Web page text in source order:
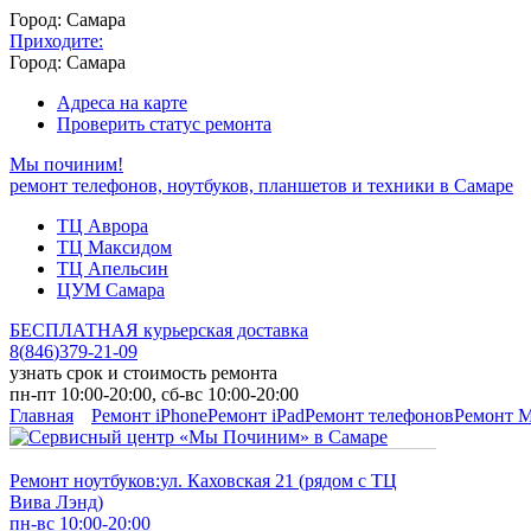
Город: Самара
Приходите:
Город: Самара
Адреса на карте
Проверить статус ремонта
Мы починим!
ремонт телефонов, ноутбуков, планшетов и техники в Самаре
ТЦ Аврора
ТЦ Максидом
ТЦ Апельсин
ЦУМ Самара
БЕСПЛАТНАЯ курьерская доставка
8(846)379-21-09
узнать срок и стоимость ремонта
пн-пт 10:00-20:00, сб-вс 10:00-20:00
Главная
Ремонт iPhoneРемонт iPadРемонт телефоновРемонт
Ремонт ноутбуков:ул. Каховская 21 (рядом с ТЦ
Вива Лэнд)
пн-вс 10:00-20:00